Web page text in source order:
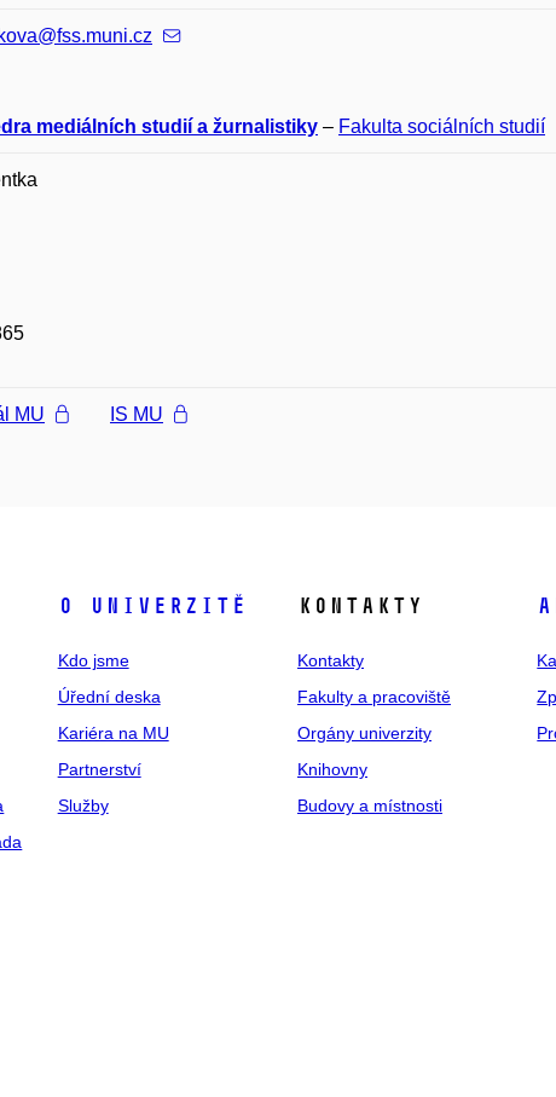
mediálních studií a žurnalistiky – Fakulta sociálních studií
MU IS MU
O univerzitě
Kdo jsme
Úřední deska
Kariéra na MU
Partnerství
Služby
Kontakty
Kontakty
Fakulty a pracoviště
Orgány univerzity
Knihovny
Budovy a místnosti